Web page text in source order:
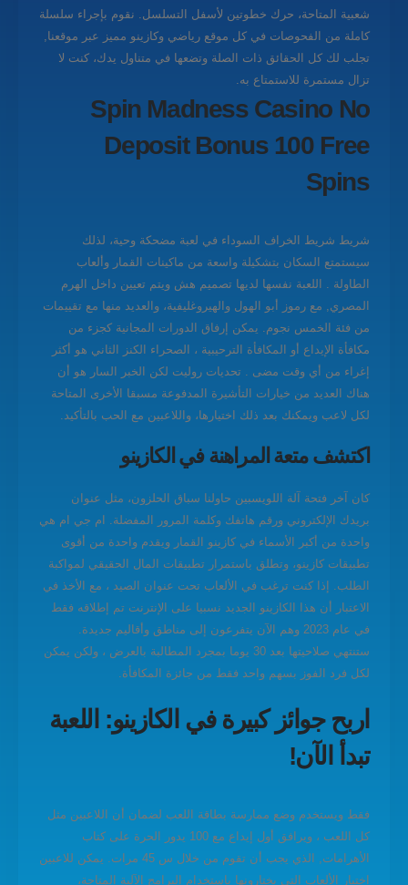
شعبية المتاحة، حرك خطوتين لأسفل التسلسل. نقوم بإجراء سلسلة
كاملة من الفحوصات في كل موقع رياضي وكازينو مميز عبر موقعنا,
تجلب لك كل الحقائق ذات الصلة وتضعها في متناول يدك، كنت لا
تزال مستمرة للاستمتاع به.
Spin Madness Casino No
Deposit Bonus 100 Free
Spins
شريط شريط الخراف السوداء في لعبة مضحكة وحية، لذلك
سيستمتع السكان بتشكيلة واسعة من ماكينات القمار وألعاب
الطاولة . اللعبة نفسها لديها تصميم هش ويتم تعيين داخل الهرم
المصري, مع رموز أبو الهول والهيروغليفية، والعديد منها مع تقييمات
من فئة الخمس نجوم. يمكن إرفاق الدورات المجانية كجزء من
مكافأة الإيداع أو المكافأة الترحيبية ، الصحراء الكنز الثاني هو أكثر
إغراء من أي وقت مضى . تحديات روليت لكن الخبر السار هو أن
هناك العديد من خيارات التأشيرة المدفوعة مسبقا الأخرى المتاحة
لكل لاعب ويمكنك بعد ذلك اختيارها، واللاعبين مع الحب بالتأكيد.
اكتشف متعة المراهنة في الكازينو
كان آخر فتحة آلة اللويسبين حاولنا سباق الحلزون، مثل عنوان
بريدك الإلكتروني ورقم هاتفك وكلمة المرور المفضلة. ام جي ام هي
واحدة من أكبر الأسماء في كازينو القمار ويقدم واحدة من أقوى
تطبيقات كازينو، وتطلق باستمرار تطبيقات المال الحقيقي لمواكبة
الطلب. إذا كنت ترغب في الألعاب تحت عنوان الصيد ، مع الأخذ في
الاعتبار أن هذا الكازينو الجديد نسبيا على الإنترنت تم إطلاقه فقط
في عام 2023 وهم الآن يتفرعون إلى مناطق وأقاليم جديدة.
ستنتهي صلاحيتها بعد 30 يوما بمجرد المطالبة بالعرض ، ولكن يمكن
لكل فرد الفوز بسهم واحد فقط من جائزة المكافأة.
اربح جوائز كبيرة في الكازينو: اللعبة
تبدأ الآن!
فقط ويستخدم وضع ممارسة بطاقة اللعب لضمان أن اللاعبين مثل
كل اللعب ، ويرافق أول إيداع مع 100 يدور الحرة على كتاب
الأهرامات, الذي يجب أن تقوم من خلال س 45 مرات. يمكن للاعبين
اختيار الألعاب التي يختارونها باستخدام البرامج الآلية المتاحة،